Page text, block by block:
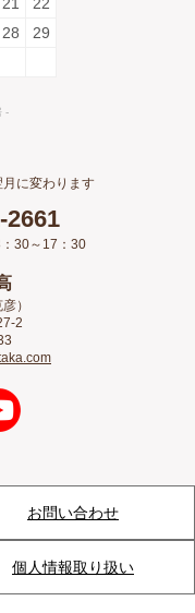
に変わります
30～17：30
）
2
お問い合わせ
個人情報取り扱い